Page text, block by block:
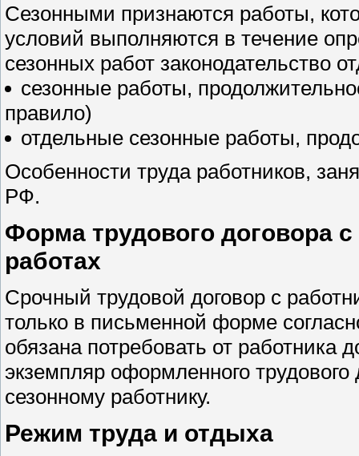
Сезонными признаются работы,
условий выполняются в течение
сезонных работ законодательство
сезонные работы,
правило)
отдельные сезонные работы,
Особенности труда работников,
РФ.
Форма трудового договора
работах
Срочный трудовой договор с
только в письменной форме
обязана потребовать от
экземпляр оформленного трудового
сезонному работнику.
Режим труда и отдыха